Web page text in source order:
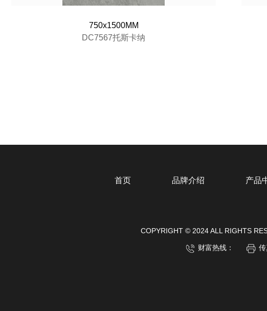
750x1500MM
DC7567托斯卡纳
首页 品牌介绍 产品
COPYRIGHT © 2024 ALL RIGHTS
财富热线： 传